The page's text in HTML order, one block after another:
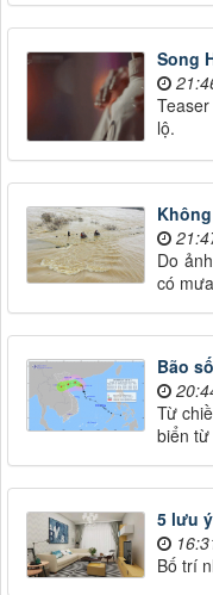
Song
lộ.
Do
có
Bão
Từ
biển
5 lưu
Bố trí